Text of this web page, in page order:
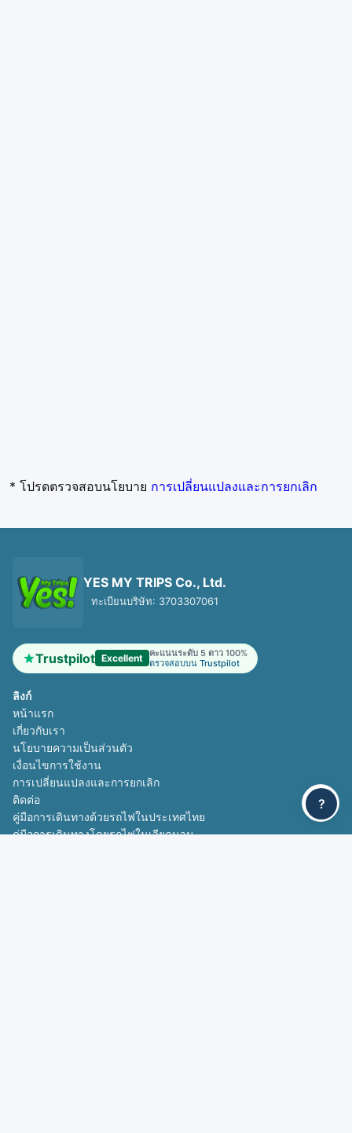
?
* โปรดตรวจสอบนโยบาย การเปลี่ยนแปลงและการยกเลิก
YES MY TRIPS Co., Ltd.
ทะเบียนบริษัท: 3703307061
Trustpilot Excellent
คะแนนระดับ 5 ดาว 100%
ตรวจสอบบน Trustpilot
ลิงก์
หน้าแรก
เกี่ยวกับเรา
นโยบายความเป็นส่วนตัว
เงื่อนไขการใช้งาน
การเปลี่ยนแปลงและการยกเลิก
ติดต่อ
คู่มือการเดินทางด้วยรถไฟในประเทศไทย
คู่มือการเดินทางโดยรถไฟในเวียดนาม